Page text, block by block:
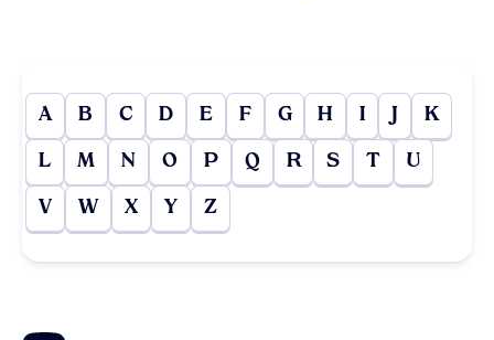
A B C D E F G H I J K
L M N O P Q R S T U
V W X Y Z